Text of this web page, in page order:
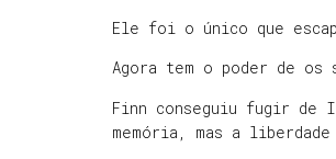
Ele foi o único que
Agora tem o poder de
Finn conseguiu fugir
memória, mas a